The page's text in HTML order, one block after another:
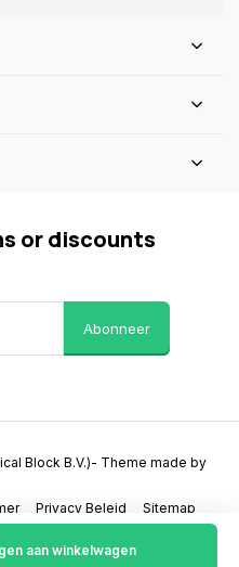
aan winkelwagen
or discounts
Abonneer
Privacy Beleid Sitemap
Block B.V.)- Theme made by